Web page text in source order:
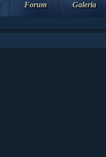
Forum Galeria